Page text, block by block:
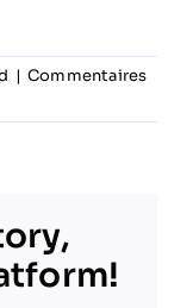
| Commentaires